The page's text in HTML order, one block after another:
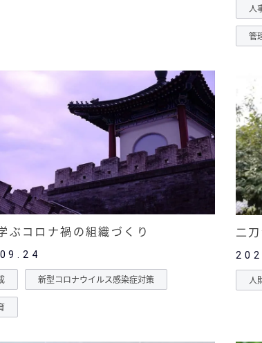
人
管
ぶコロナ禍の組織づくり
新型コロナウイルス感染症対策
二
人